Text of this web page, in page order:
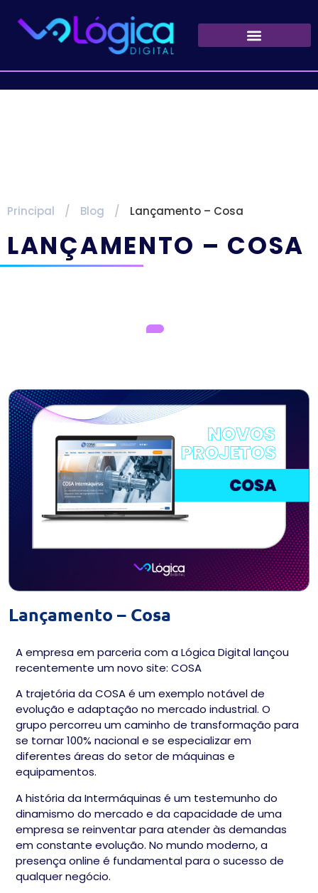
Principal / Blog / Lançamento – Cosa
LANÇAMENTO – COSA
Lançamento – Cosa
A empresa em parceria com a Lógica Digital lançou
recentemente um novo site: COSA
A trajetória da COSA é um exemplo notável de
evolução e adaptação no mercado industrial. O
grupo percorreu um caminho de transformação para
se tornar 100% nacional e se especializar em
diferentes áreas do setor de máquinas e
equipamentos.
A história da Intermáquinas é um testemunho do
dinamismo do mercado e da capacidade de uma
empresa se reinventar para atender às demandas
em constante evolução. No mundo moderno, a
presença online é fundamental para o sucesso de
qualquer negócio.